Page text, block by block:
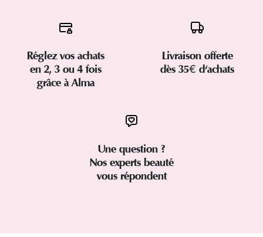
Réglez vos achats
en 2, 3 ou 4 fois
grâce à Alma
Livraison offerte
dès 35€ d'achats
Une question ?
Nos experts beauté
vous répondent